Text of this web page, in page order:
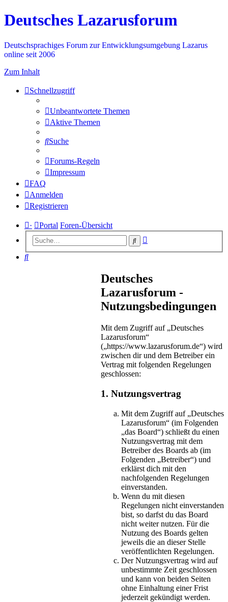
Deutsches Lazarusforum
Deutschsprachiges Forum zur Entwicklungsumgebung Lazarus
online seit 2006
Zum Inhalt
Schnellzugriff
Unbeantwortete Themen
Aktive Themen
Suche
Forums-Regeln
Impressum
FAQ
Anmelden
Registrieren
· Portal Foren-Übersicht
Suche
Suche
Deutsches
Lazarusforum -
Nutzungsbedingungen
Mit dem Zugriff auf „Deutsches
Lazarusforum“
(„https://www.lazarusforum.de“) wird
zwischen dir und dem Betreiber ein
Vertrag mit folgenden Regelungen
geschlossen:
1. Nutzungsvertrag
Mit dem Zugriff auf „Deutsches
Lazarusforum“ (im Folgenden
„das Board“) schließt du einen
Nutzungsvertrag mit dem
Betreiber des Boards ab (im
Folgenden „Betreiber“) und
erklärst dich mit den
nachfolgenden Regelungen
einverstanden.
Wenn du mit diesen
Regelungen nicht einverstanden
bist, so darfst du das Board
nicht weiter nutzen. Für die
Nutzung des Boards gelten
jeweils die an dieser Stelle
veröffentlichten Regelungen.
Der Nutzungsvertrag wird auf
unbestimmte Zeit geschlossen
und kann von beiden Seiten
ohne Einhaltung einer Frist
jederzeit gekündigt werden.